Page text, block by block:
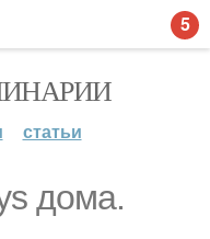
статьи
дома.
5